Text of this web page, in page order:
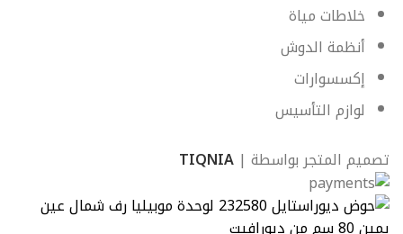
خلاطات مياة
أنظمة الدوش
إكسسوارات
لوازم التأسيس
تصميم المتجر بواسطة | TIQNIA